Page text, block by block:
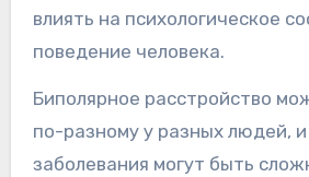
влиять на психологическое
поведение человека.
Биполярное расстройство
по-разному у разных людей,
заболевания могут быть